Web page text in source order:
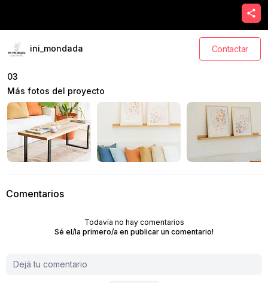
ini_mondada Contactar
03
Más fotos del proyecto
Comentarios
Todavía no hay comentarios
Sé el/la primero/a en publicar un comentario!